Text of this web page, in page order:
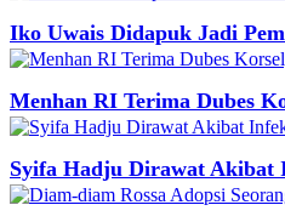
Iko Uwais Didapuk Jadi
Menhan RI Terima Dubes
Syifa Hadju Dirawat Akibat